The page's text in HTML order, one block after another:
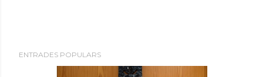
ENTRADES POPULARS